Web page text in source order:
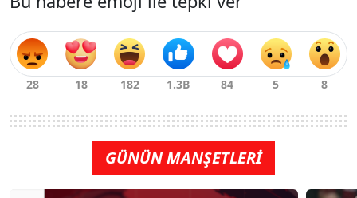
GÜNÜN MANŞETLERİ